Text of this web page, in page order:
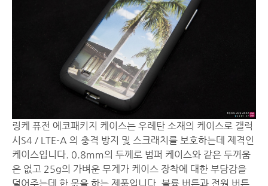
링케 퓨전 에코패키지 케이스는 우레탄 소재의 케이스로 갤럭
시S4 / LTE-A 의 충격 방지 및 스크래치를 보호하는데 제격인
케이스입니다. 0.8mm의 두께로 범퍼 케이스와 같은 두꺼움
은 없고 25g의 가벼운 무게가 케이스 장착에 대한 부담감을
덜어주는데 한 몫을 하는 제품입니다. 볼륨 버튼과 전원 버튼